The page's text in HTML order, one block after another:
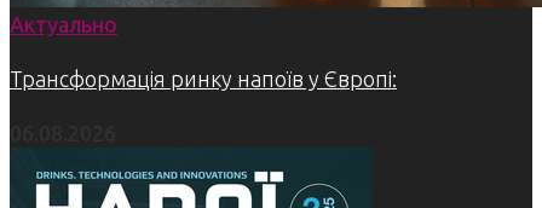
Актуально
Трансформація ринку напоїв у Європі: